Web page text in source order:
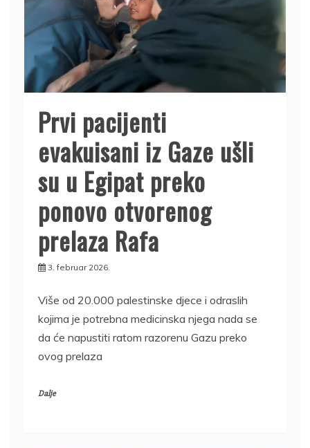
Prvi pacijenti
evakuisani iz Gaze ušli
su u Egipat preko
ponovo otvorenog
prelaza Rafa
3. februar 2026.
Više od 20.000 palestinske djece i odraslih
kojima je potrebna medicinska njega nada se
da će napustiti ratom razorenu Gazu preko
ovog prelaza
Dalje